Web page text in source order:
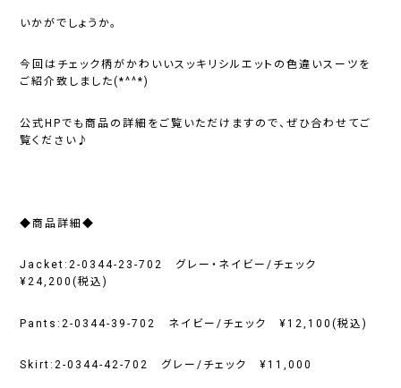
いかがでしょうか。
今回はチェック柄がかわいいスッキリシルエットの色違いスーツを
ご紹介致しました(*^^*)
公式HPでも商品の詳細をご覧いただけますので、ぜひ合わせてご
覧ください♪
◆商品詳細◆
Jacket:2-0344-23-702 グレー・ネイビー/チェック
¥24,200(税込)
Pants:2-0344-39-702 ネイビー/チェック ¥12,100(税込)
Skirt:2-0344-42-702 グレー/チェック ¥11,000